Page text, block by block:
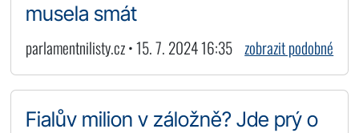
musela smát
parlamentnilisty.cz • 15. 7. 2024 16:35 zobrazit podobné
Fialův milion v záložně? Jde prý o